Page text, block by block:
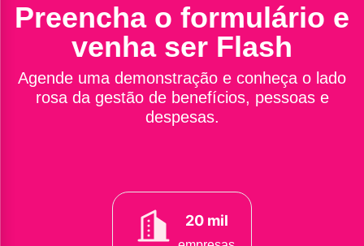
Preencha o formulário e
venha ser Flash
Agende uma demonstração e conheça o lado
rosa da gestão de benefícios, pessoas e
despesas.
20 mil